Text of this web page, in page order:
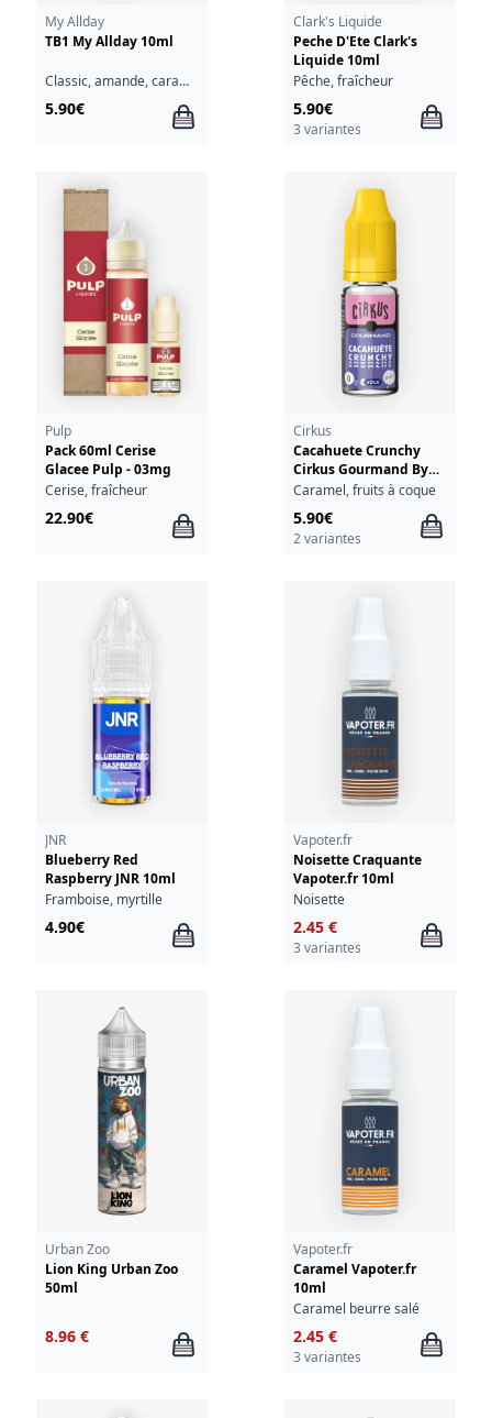
My Allday
TB1 My Allday 10ml
Classic, amande, caramel
5.90€
Clark's Liquide
Peche D'Ete Clark's
Liquide 10ml
Pêche, fraîcheur
5.90€
3 variantes
Pulp
Pack 60ml Cerise
Glacee Pulp - 03mg
Cerise, fraîcheur
22.90€
Cirkus
Cacahuete Crunchy
Cirkus Gourmand By
VDLV 10ml
Caramel, fruits à coque
5.90€
2 variantes
JNR
Blueberry Red
Raspberry JNR 10ml
Framboise, myrtille
4.90€
Vapoter.fr
Noisette Craquante
Vapoter.fr 10ml
Noisette
2.45 €
3 variantes
Urban Zoo
Lion King Urban Zoo
50ml
8.96 €
Vapoter.fr
Caramel Vapoter.fr
10ml
Caramel beurre salé
2.45 €
3 variantes